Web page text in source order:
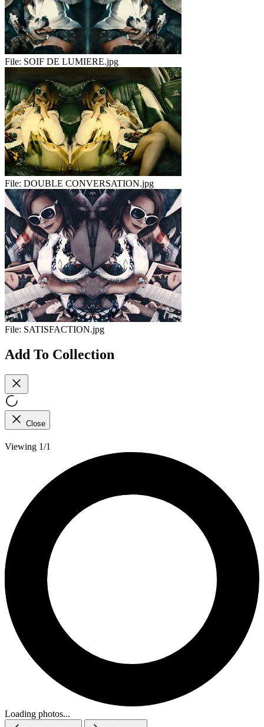
File: SOIF DE LUMIERE.jpg
File: DOUBLE CONVERSATION.jpg
File: SATISFACTION.jpg
Add To Collection
Close
Viewing 1/1
Loading photos...